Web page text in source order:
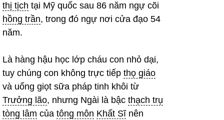
thị tịch tại Mỹ quốc sau 86 năm ngự cõi
hồng trần, trong đó ngự nơi cửa đạo 54
năm.
Là hàng hậu học lớp cháu con nhỏ dại,
tuy chúng con không trực tiếp thọ giáo
và uống giọt sữa pháp tinh khôi từ
Trưởng lão, nhưng Ngài là bậc thạch trụ
tòng lâm của tông môn Khất Sĩnên